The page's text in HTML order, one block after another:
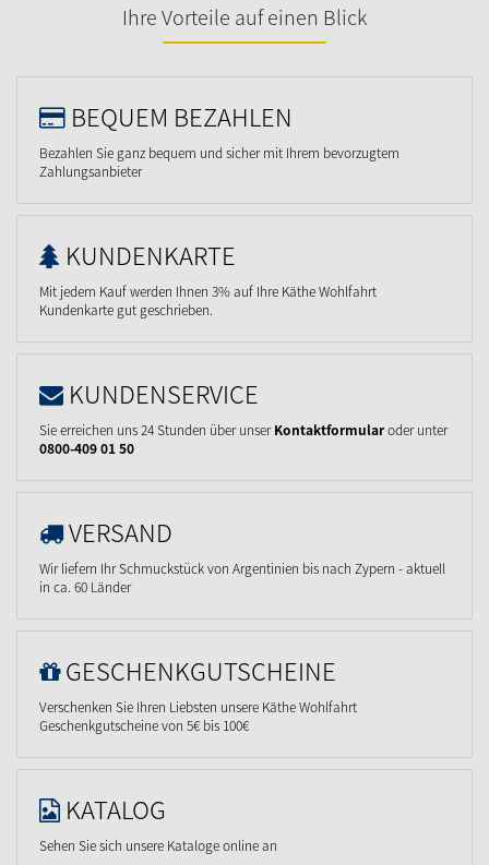
Ihre Vorteile auf einen Blick
BEQUEM BEZAHLEN
Bezahlen Sie ganz bequem und sicher mit Ihrem bevorzugtem
Zahlungsanbieter
KUNDENKARTE
Mit jedem Kauf werden Ihnen 3% auf Ihre Käthe Wohlfahrt
Kundenkarte gut geschrieben.
KUNDENSERVICE
Sie erreichen uns 24 Stunden über unserKontaktformularoder unter
0800-409 01 50
VERSAND
Wir liefern Ihr Schmuckstück von Argentinien bis nach Zypern - aktuell
in ca. 60 Länder
GESCHENKGUTSCHEINE
Verschenken Sie Ihren Liebsten unsere Käthe Wohlfahrt
Geschenkgutscheine von 5€ bis 100€
KATALOG
Sehen Sie sich unsere Kataloge online an